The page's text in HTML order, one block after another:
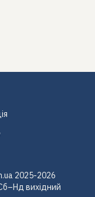
2025-2026
вихідний